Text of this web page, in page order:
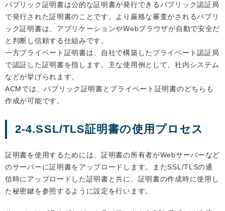
パブリック証明書は公的な証明書が発行できるパブリック認証局
で発行された証明書のことです。より厳格な審査がされるパブリ
ック証明書は、アプリケーションやWebブラウザが自動で安全だ
と判断し信頼する仕組みです。
一方プライベート証明書は、自社で構築したプライベート認証局
で認証した証明書を指します。主な使用例として、社内システム
などが挙げられます。
ACMでは、パブリック証明書とプライベート証明書のどちらも
作成が可能です。
2-4.SSL/TLS証明書の使用プロセス
証明書を使用するためには、証明書の所有者がWebサーバーなど
のサーバーに証明書をアップロードします。またSSL/TLSの通
信時にアップロードした証明書と共に、証明書の作成時に使用し
た秘密鍵を参照するように設定を行います。